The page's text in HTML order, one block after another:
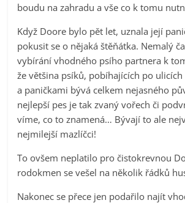
boudu na zahradu a vše co k tomu
Když Doore bylo pět let, uznala její
pokusit se o nějaká štěňátka. Nemalý
vybírání vhodného psího partnera k
že většina psíků, pobíhajících po
a paničkami bývá celkem nejasného
nejlepší pes je tak zvaný vořech či
víme, co to znamená… Bývají to ale
nejmilejší mazlíčci!
To ovšem neplatilo pro čistokrevnou
rodokmen se vešel na několik řádků
Nakonec se přece jen podařilo najít